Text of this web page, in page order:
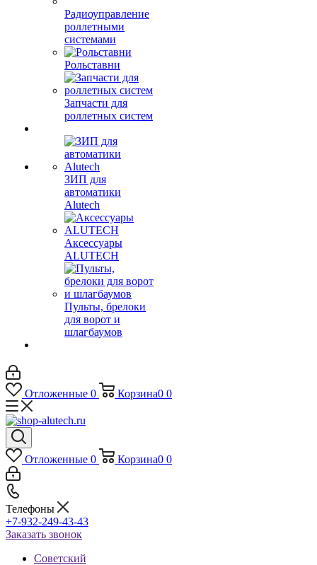
Радиоуправление
роллетными
системами
Рольставни
Запчасти для
роллетных систем
ЗИП для
автоматики
Alutech
Аксессуары
ALUTECH
Пульты, брелоки
для ворот и
шлагбаумов
Отложенные 0 Корзина0 0
Отложенные 0 Корзина0 0
Телефоны
+7-932-249-43-43
Заказать звонок
Советский